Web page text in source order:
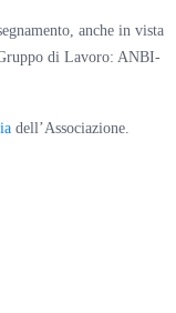
anche in vista
di Lavoro: ANBI-
dell’Associazione.